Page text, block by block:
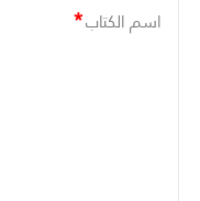
اسم الكتاب*